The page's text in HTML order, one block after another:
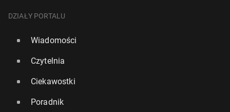
DZIAŁY PORTALU
Wiadomości
Czytelnia
Ciekawostki
Poradnik